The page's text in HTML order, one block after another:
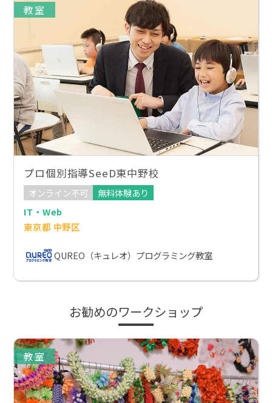
教室
プロ個別指導SeeD東中野校
オンライン不可
無料体験あり
IT・Web
東京都 中野区
QUREO（キュレオ）プログラミング教室
お勧めのワークショップ
教室